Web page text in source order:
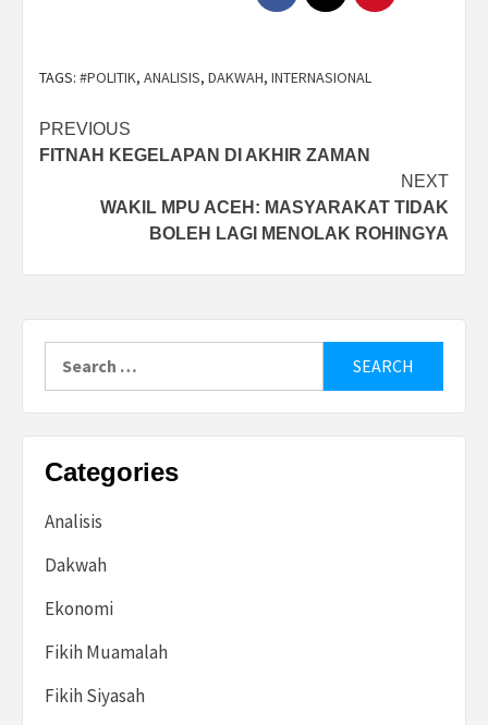
TAGS: #POLITIK, ANALISIS, DAKWAH, INTERNASIONAL
Post
navigation
PREVIOUS
FITNAH KEGELAPAN DI AKHIR ZAMAN
NEXT
WAKIL MPU ACEH: MASYARAKAT TIDAK
BOLEH LAGI MENOLAK ROHINGYA
for:
Categories
Analisis
Dakwah
Ekonomi
Fikih Muamalah
Fikih Siyasah